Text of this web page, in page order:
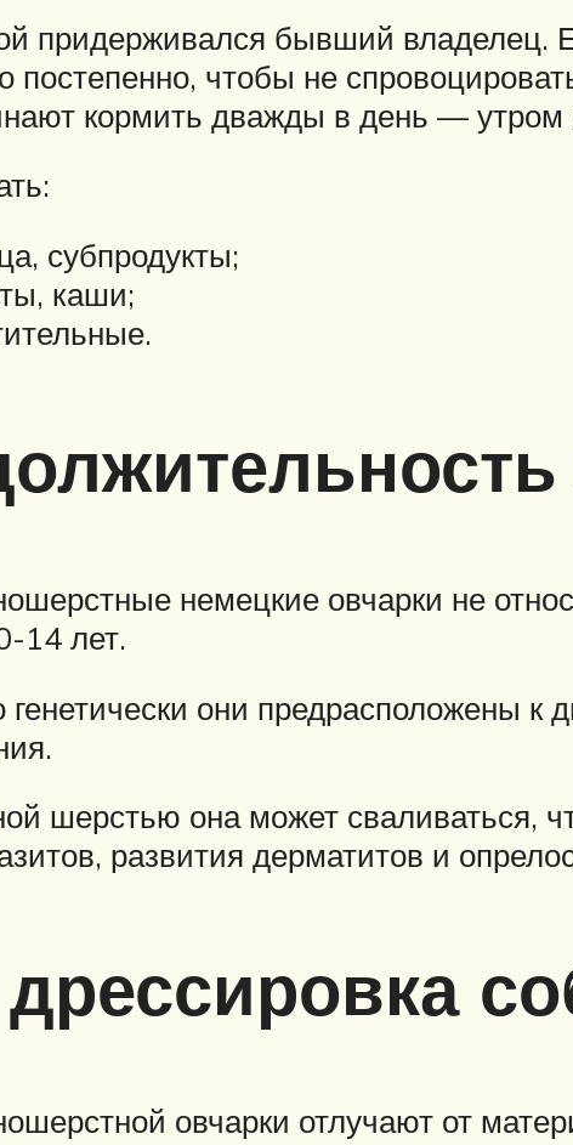
придерживался бывший владелец.
постепенно, чтобы не
кормить дважды в день — утром
субпродукты;
каши;
немецкие овчарки не
14 лет.
они предрасположены к
шерстью она может сваливаться,
развития дерматитов и
овчарки отлучают от